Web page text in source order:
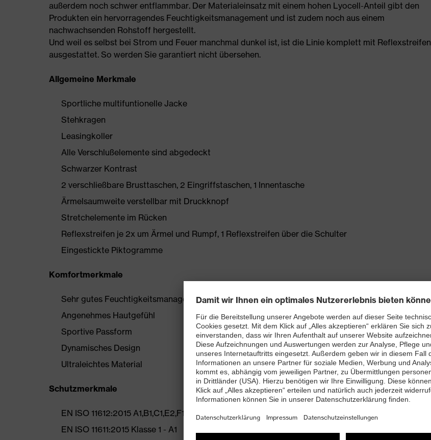
außerdem noch schwer entflammbar. Der Materialeinsatz mit einem hohen Lyocell-Anteil gibt den
Produkten ein hervorragendes Feuchtigkeitsmanagement und ist zudem noch aus einem
nachwachsenden Rohstoff hergestellt.
Und weil es selbst bei Strom und Feuer manchmal dunkel ist, ist die Linie komplett mit Reflexstreifen
ausgestattet. So werden Sie garantiert nicht übersehen.
Allgemeine Merkmale
Sportliche multifuntionelle Jacke
Stehkragen
Leasingkoller
Alle Verschlußelemente sind abgedeckt
Schwarzer Kontrast
2 verschließbare Brusttaschen, 2 Eingriffstaschen, 1 Innentasche
Ärmelsaumweite verstellbar mit Druckknopf
Stretchelemente im Rücken
Reflexstreifen je 2x um Ärmel und Rumpf, 1 Reflexstreifen über die Schulter
Eingestickte Piktogramme
Komfortmerkmale
Sehr gutes Feuchtigkeitsmanagement durch den Lyocell® Anteil
Angenehmes Hautgefühl
Sportive Passform
Dynamisches Design
Ultraleichtes Material
Schutzmerkmale
EN ISO 11612:2015 A1,B1,C1,E2,F1
EN ISO 11611:2015 Klasse 1 - A1